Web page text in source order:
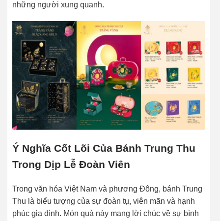
những người xung quanh.
Ý Nghĩa Cốt Lõi Của Bánh Trung Thu
Trong Dịp Lễ Đoàn Viên
Trong văn hóa Việt Nam và phương Đông, bánh Trung
Thu là biểu tượng của sự đoàn tụ, viên mãn và hạnh
phúc gia đình. Món quà này mang lời chúc về sự bình